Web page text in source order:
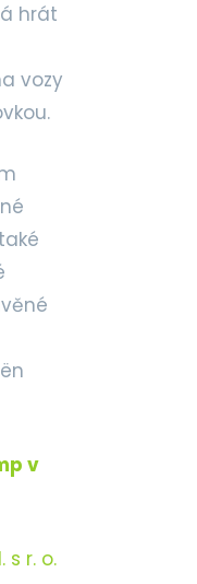
hrát
vozy
v
s r. o.